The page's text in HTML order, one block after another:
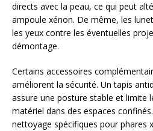
directs avec la peau, ce qui peut
ampoule xénon. De même, les
les yeux contre les éventuelles
démontage.
Certains accessoires
améliorent la sécurité. Un tapis
assure une posture stable et limite
matériel dans des espaces
nettoyage spécifiques pour phares